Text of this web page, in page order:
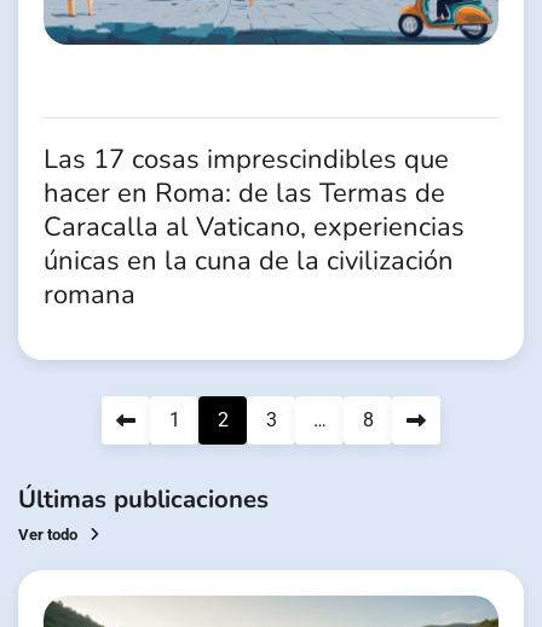
Las 17 cosas imprescindibles que
hacer en Roma: de las Termas de
Caracalla al Vaticano, experiencias
únicas en la cuna de la civilización
romana
Pagination
publications
1 2 3 … 8
Últimas publicaciones
Ver todo